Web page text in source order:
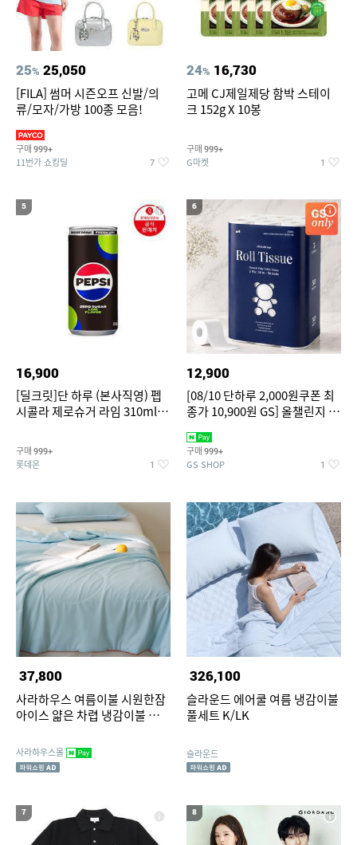
25% 25,050
[FILA] 썸머 시즌오프 신발/의
류/모자/가방 100종 모음!
구매 999+
11번가 쇼킹딜 7
24% 16,730
고메 CJ제일제당 함박 스테이
크 152g X 10봉
구매 999+
G마켓 1
5
16,900
[딜크릿]단 하루 (본사직영) 펩
시콜라 제로슈거 라임 310ml
구매 999+
롯데온 1
6
12,900
[08/10 단하루 2,000원쿠폰 최
종가 10,900원 GS] 올챌린지 더
이비 30m 30롤 1팩
구매 999+
GS SHOP 1
37,800
사라하우스 여름이불 시원한잠
아이스 얇은 차렵 냉감이불 아이
사라하우스몰
326,100
슬라운드 에어쿨 여름 냉감이불
풀세트 K/LK
슬라운드
7 8